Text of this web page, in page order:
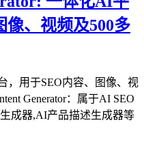
像、视频及500多
，用于SEO内容、图像、视
Generator：属于AI SEO
成器,AI产品描述生成器等